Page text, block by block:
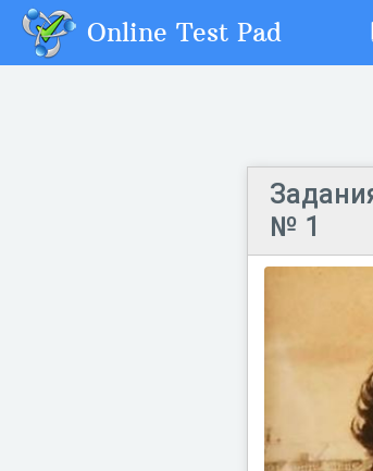
Online Test Pad
№ 1